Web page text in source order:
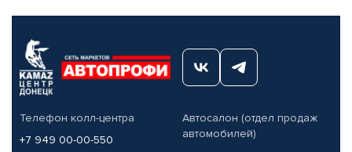
Телефон колл-центра
+7 949 00-00-550
Автосалон (отдел продаж
автомобилей)